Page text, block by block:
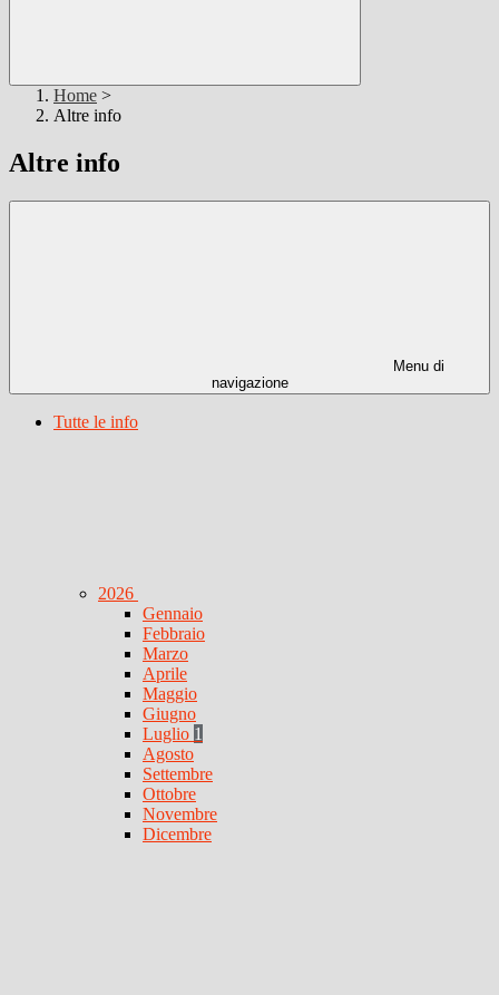
Home >
Altre info
Altre info
Menu di
navigazione
Tutte le info
2026
Gennaio
Febbraio
Marzo
Aprile
Maggio
Giugno
Luglio 1
Agosto
Settembre
Ottobre
Novembre
Dicembre